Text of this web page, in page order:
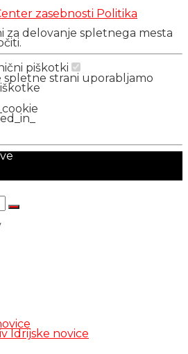
zasebnosti Politika
za delovanje spletnega mesta
piškotki
spletne strani uporabljamo
Idrijske novice